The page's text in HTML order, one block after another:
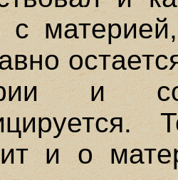
с
и
и о